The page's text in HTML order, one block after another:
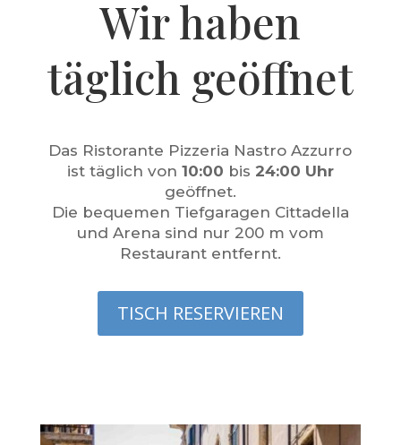
Wir haben
täglich geöffnet
Das Ristorante Pizzeria Nastro Azzurro
ist täglich von 10:00 bis 24:00 Uhr
geöffnet.
Die bequemen Tiefgaragen Cittadella
und Arena sind nur 200 m vom
Restaurant entfernt.
TISCH RESERVIEREN